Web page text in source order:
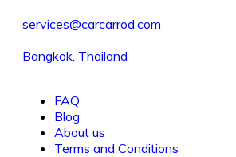
services@carcarrod.com
Bangkok, Thailand
FAQ
Blog
About us
Terms and Conditions